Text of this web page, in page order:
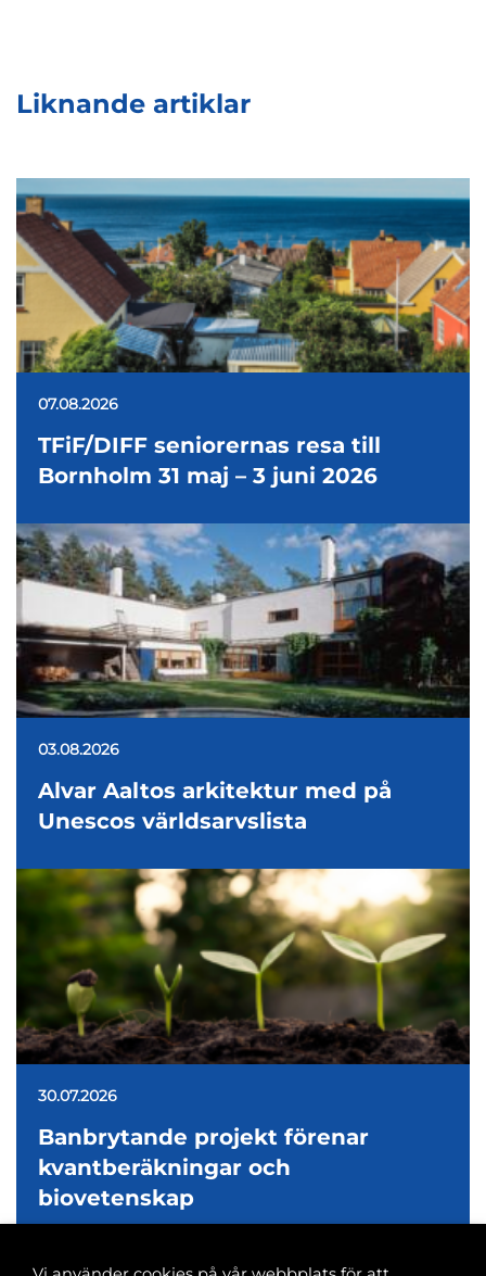
Liknande artiklar
07.08.2026
TFiF/DIFF seniorernas resa till
Bornholm 31 maj – 3 juni 2026
03.08.2026
Alvar Aaltos arkitektur med på
Unescos världsarvslista
30.07.2026
Banbrytande projekt förenar
kvantberäkningar och
biovetenskap